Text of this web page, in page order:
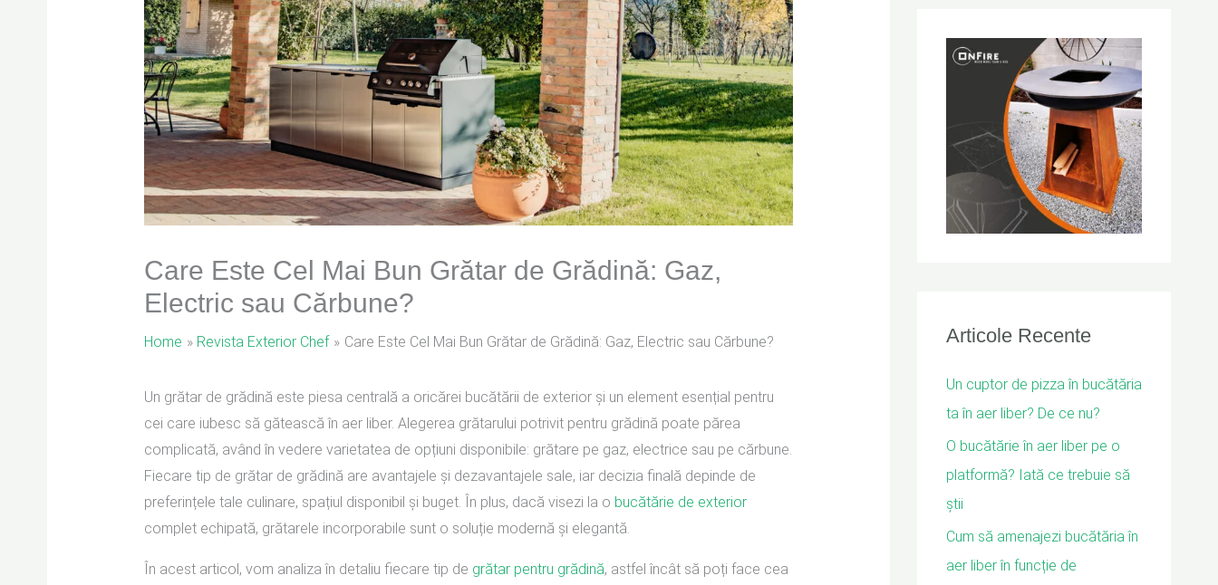
Care Este Cel Mai Bun Grătar de Grădină: Gaz,
Electric sau Cărbune?
Home Revista Exterior Chef Care Este Cel Mai Bun Grătar de Grădină: Gaz, Electric sau Cărbune?
Un grătar de grădină este piesa centrală a oricărei bucătării de exterior și un element esențial pentru
cei care iubesc să gătească în aer liber. Alegerea grătarului potrivit pentru grădină poate părea
complicată, având în vedere varietatea de opțiuni disponibile: grătare pe gaz, electrice sau pe cărbune.
Fiecare tip de grătar de grădină are avantajele și dezavantajele sale, iar decizia finală depinde de
preferințele tale culinare, spațiul disponibil și buget. În plus, dacă visezi la o bucătărie de exterior
complet echipată, grătarele incorporabile sunt o soluție modernă și elegantă.
În acest articol, vom analiza în detaliu fiecare tip de grătar pentru grădină, astfel încât să poți face cea
c
Articole Recente
Un cuptor de pizza în bucătăria
ta în aer liber? De ce nu?
O bucătărie în aer liber pe o
platformă? Iată ce trebuie să
știi
Cum să amenajezi bucătăria în
aer liber în funcție de